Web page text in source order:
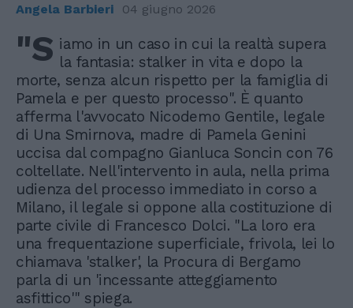
Angela Barbieri 04 giugno 2026
"S iamo in un caso in cui la realtà supera
la fantasia: stalker in vita e dopo la
morte, senza alcun rispetto per la famiglia di
Pamela e per questo processo". È quanto
afferma l'avvocato Nicodemo Gentile, legale
di Una Smirnova, madre di Pamela Genini
uccisa dal compagno Gianluca Soncin con 76
coltellate. Nell'intervento in aula, nella prima
udienza del processo immediato in corso a
Milano, il legale si oppone alla costituzione di
parte civile di Francesco Dolci. "La loro era
una frequentazione superficiale, frivola, lei lo
chiamava 'stalker', la Procura di Bergamo
parla di un 'incessante atteggiamento
asfittico'" spiega.